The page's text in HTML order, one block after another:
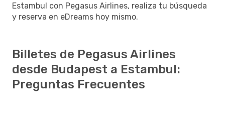
Estambul con Pegasus Airlines, realiza tu búsqueda
y reserva en eDreams hoy mismo.
Billetes de Pegasus Airlines
desde Budapest a Estambul:
Preguntas Frecuentes